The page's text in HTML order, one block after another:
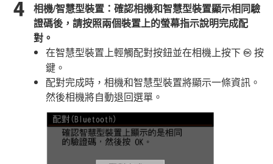
相機/智慧型裝置：確認相機和智慧型裝置顯示相同驗
證碼後，請按照兩個裝置上的螢幕指示說明完成配
對。
在智慧型裝置上輕觸配對按鈕並在相機上按下 J 按
鍵。
配對完成時，相機和智慧型裝置將顯示一條資訊。
然後相機將自動退回選單。